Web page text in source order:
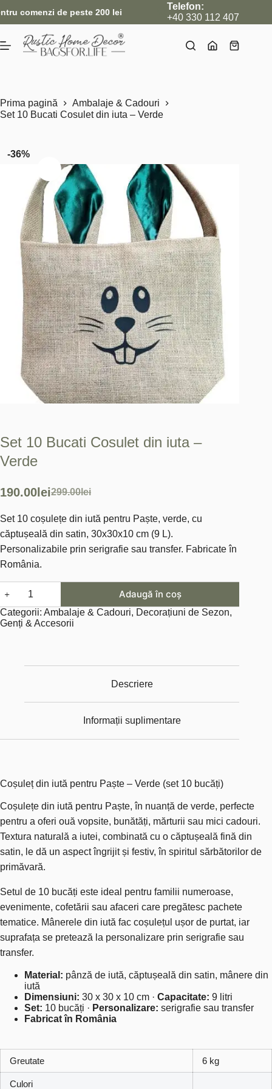
la
conținut
de peste 200 lei • Nou: Acum livrăm și internațional,
Telefon:
+40 330 112 407
Coș
Prima pagină
Ambalaje & Cadouri
Set 10 Bucati Cosulet din iuta – Verde
-36%
Set 10 Bucati Cosulet din iuta –
Verde
299.00lei
Prețul
inițial
a
299.00lei.
190.00 lei
Prețul
curent
este:
Set 10 coșulețe din iută pentru Paște, verde, cu
căptușeală din satin, 30x30x10 cm (9 L).
Personalizabile prin serigrafie sau transfer. Fabricate în
România.
Set
10
Bucati
Cosulet
Adaugă în coș
Categorii: Ambalaje & Cadouri, Decorațiuni de Sezon,
Genți & Accesorii
Descriere
Informații suplimentare
Coșuleț din iută pentru Paște – Verde (set 10 bucăți)
Coșulețe din iută pentru Paște, în nuanță de verde, perfecte
pentru a oferi ouă vopsite, bunătăți, mărturii sau mici cadouri.
Textura naturală a iutei, combinată cu o căptușeală fină din
satin, le dă un aspect îngrijit și festiv, în spiritul sărbătorilor de
primăvară.
Setul de 10 bucăți este ideal pentru familii numeroase,
evenimente, cofetării sau afaceri care pregătesc pachete
tematice. Mânerele din iută fac coșulețul ușor de purtat, iar
suprafața se pretează la personalizare prin serigrafie sau
transfer.
Material: pânză de iută, căptușeală din satin, mânere din
iută
Dimensiuni: 30 x 30 x 10 cm · Capacitate: 9 litri
Set: 10 bucăți · Personalizare: serigrafie sau transfer
Fabricat în România
Greutate 6 kg
Culori